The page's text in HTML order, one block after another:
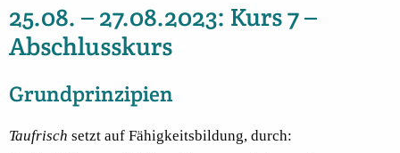
25.08. – 27.08.2023: Kurs 7 –
Abschlusskurs
Grundprinzipien
Taufrisch setzt auf Fähigkeitsbildung, durch: